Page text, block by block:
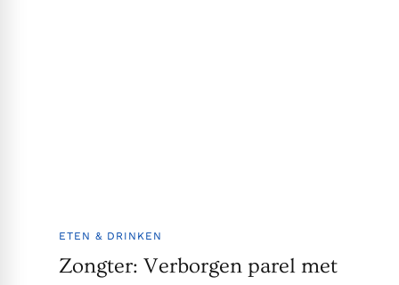
ETEN & DRINKEN
Zongter: Verborgen parel met